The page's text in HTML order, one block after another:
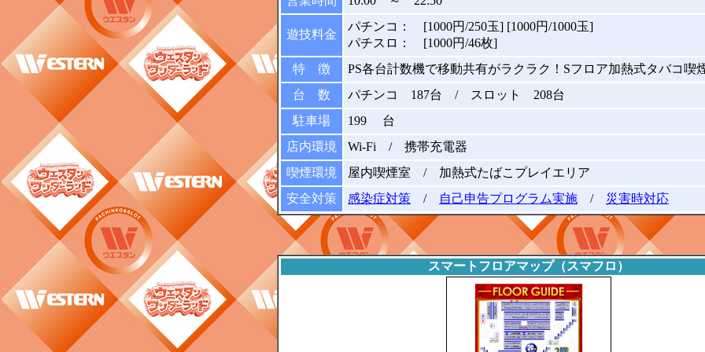
遊技料金
パチンコ： [1000円/250玉] [1000円/1000玉]
パチスロ： [1000円/46枚]
特 徴
PS各台計数機で移動共有がラクラク！Sフロア加熱式タバコ喫
台 数
パチンコ 187台 / スロット 208台
駐車場
199 台
店内環境
Wi-Fi / 携帯充電器
喫煙環境
屋内喫煙室 / 加熱式たばこプレイエリア
安全対策
感染症対策 / 自己申告プログラム実施 / 災害時対応
スマートフロアマップ（スマフロ）